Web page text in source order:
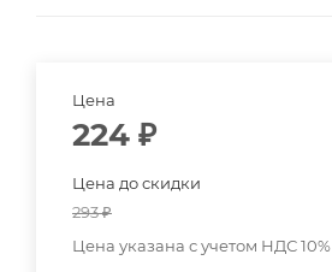
Цена
224 ₽
Цена до скидки
293₽
Цена указана с учетом НДС 10%